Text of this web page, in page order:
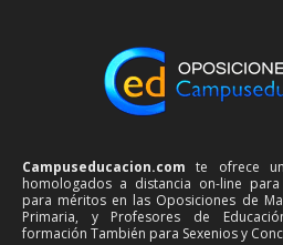
Campuseducacion.com te ofrece
homologados a distancia on-line
para méritos en las Oposiciones de
Primaria, y Profesores de
formación También para Sexenios y